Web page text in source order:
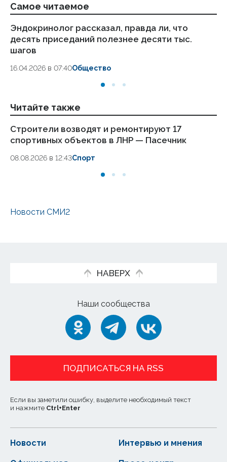
Самое читаемое
Эндокринолог рассказал, правда ли, что
десять приседаний полезнее десяти тыс.
шагов
16.04.2026 в 07:40Общество
Читайте также
Строители возводят и ремонтируют 17
спортивных объектов в ЛНР — Пасечник
08.08.2026 в 12:43Спорт
Новости СМИ2
НАВЕРХ
Наши сообщества
ПОДПИСАТЬСЯ НА RSS
Если вы заметили ошибку, выделите необходимый текст
и нажмите Ctrl+Enter
Новости Интервью и мнения